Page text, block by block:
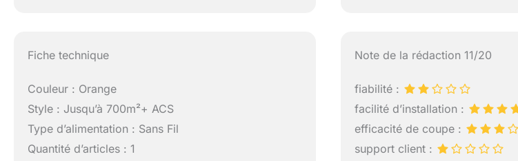
Fiche technique
Couleur : Orange
Style : Jusqu’à 700m²+ ACS
Type d’alimentation : Sans Fil
Quantité d’articles : 1
Note de la rédaction 11/20
fiabilité :
facilité d’installation :
efficacité de coupe :
support client :